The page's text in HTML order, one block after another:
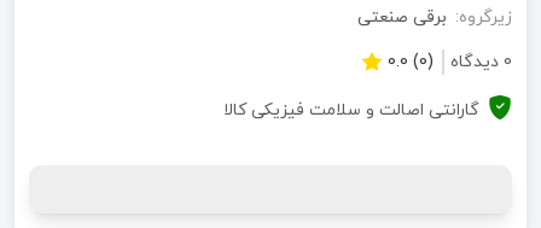
زیرگروه: برقی صنعتی
0 دیدگاه
(0) 0.0
گارانتی اصالت و سلامت فیزیکی کالا